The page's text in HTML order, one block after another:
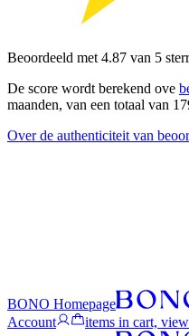
Beoordeeld met 4.87 van 5
De score wordt berekend ove
maanden, van een totaal van
Over de authenticiteit van
BONO Homepage
Account
items in cart,